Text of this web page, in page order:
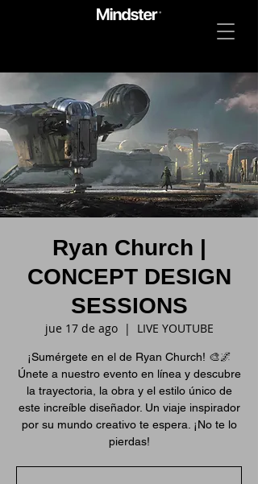
Ryan Church |
CONCEPT DESIGN
SESSIONS
jue 17 de ago
  |
LIVE YOUTUBE
¡Sumérgete en el de Ryan Church! 🎨🌌
Únete a nuestro evento en línea y descubre
la trayectoria, la obra y el estilo único de
este increíble diseñador. Un viaje inspirador
por su mundo creativo te espera. ¡No te lo
pierdas!